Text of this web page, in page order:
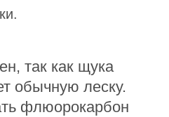
так как щука
обычную леску.
флюорокарбон